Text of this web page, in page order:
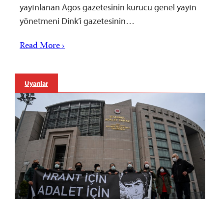
yayınlanan Agos gazetesinin kurucu genel yayın
yönetmeni Dink’i gazetesinin…
Read More ›
Uyarılar